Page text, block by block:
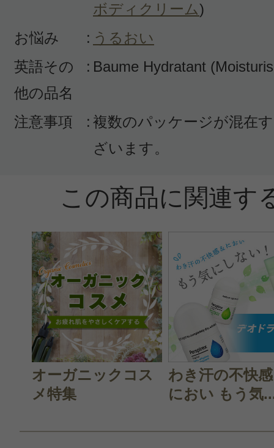
ボディクリーム)
お悩み
: うるおい
英語その
他の品名
: Baume Hydratant
注意事項 : 複数のパッケージが混在
ざいます。
この商品に関連す
オーガニックコス
メ特集
わき汗の不快
におい もう気